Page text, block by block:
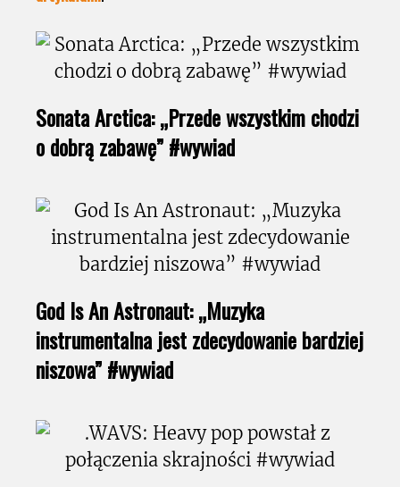
Sonata Arctica: „Przede wszystkim chodzi
o dobrą zabawę” #wywiad
God Is An Astronaut: „Muzyka
instrumentalna jest zdecydowanie bardziej
niszowa” #wywiad